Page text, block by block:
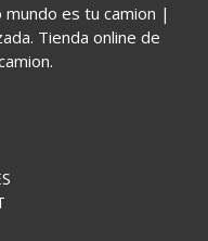
mundo es tu camion |
Tienda online de